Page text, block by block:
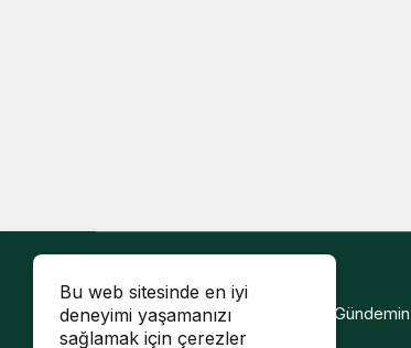
Bu web sitesinde en iyi
deneyimi yaşamanızı
sağlamak için çerezler
Diyarbakır Haberi - Şehrin Sesi,